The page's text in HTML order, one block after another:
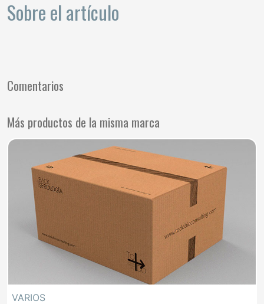
Sobre el artículo
Comentarios
Más productos de la misma marca
VARIOS